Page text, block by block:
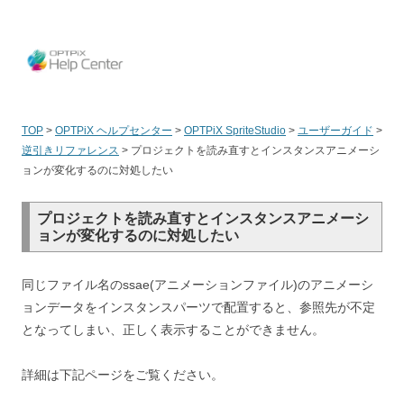
TOP > OPTPiX ヘルプセンター > OPTPiX SpriteStudio > ユーザーガイド >
逆引きリファレンス > プロジェクトを読み直すとインスタンスアニメーシ
ョンが変化するのに対処したい
プロジェクトを読み直すとインスタンスアニメーシ
ョンが変化するのに対処したい
同じファイル名のssae(アニメーションファイル)のアニメーシ
ョンデータをインスタンスパーツで配置すると、参照先が不定
となってしまい、正しく表示することができません。
詳細は下記ページをご覧ください。